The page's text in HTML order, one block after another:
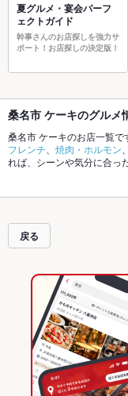
夏グルメ・宴会パーフ
ェクトガイド
幹事さんのお店探しを強力サ
ポート！お店探しの決定版！
桑名市 ケーキのグルメ
桑名市 ケーキのお店一覧
フレンチ
焼肉・ホルモン
れば、シーンや気分に合っ
トペッパーグルメなら、
げ、お茶漬け、手羽先や季
す。友達どうしの飲み会に
に便利にホットペッパーグ
戻る